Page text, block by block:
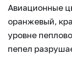
Авиационные
оранжевый,
уровне
пепел